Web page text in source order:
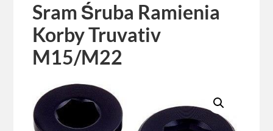
Sram Śruba Ramienia
Korby Truvativ
M15/M22